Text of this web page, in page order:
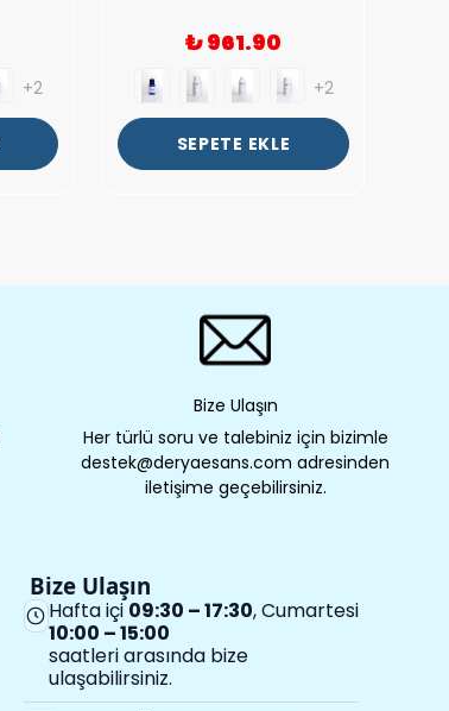
+2
₺ 961.90
+2
SEPETE EKLE
Bize Ulaşın
Her türlü soru ve talebiniz için bizimle
destek@deryaesans.com adresinden
iletişime geçebilirsiniz.
Bize Ulaşın
Hafta içi 09:30 – 17:30, Cumartesi
10:00 – 15:00
saatleri arasında bize
ulaşabilirsiniz.